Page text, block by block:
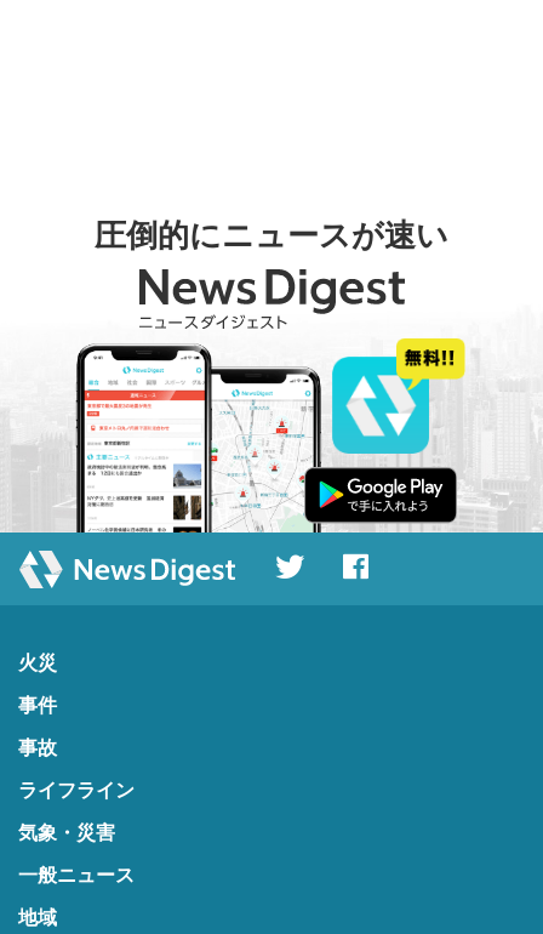
圧倒的にニュースが速い
火災
事件
事故
ライフライン
気象・災害
一般ニュース
地域